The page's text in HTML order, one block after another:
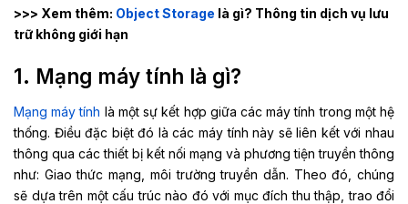
>>> Xem thêm: Object Storage là gì? Thông tin dịch vụ lưu
trữ không giới hạn
1. Mạng máy tính là gì?
Mạng máy tính là một sự kết hợp giữa các máy tính trong một hệ
thống. Điều đặc biệt đó là các máy tính này sẽ liên kết với nhau
thông qua các thiết bị kết nối mạng và phương tiện truyền thông
như: Giao thức mạng, môi trường truyền dẫn. Theo đó, chúng
sẽ dựa trên một cấu trúc nào đó với mục đích thu thập, trao đổi